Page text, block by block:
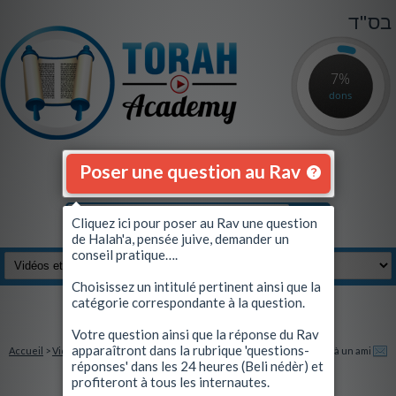
7%
dons
Se connecter|S'inscrire
בס"ד
Poser une question au Rav
Accueil >Vidéos et Quiz> Lois de la cachérisation de la cuisine...Envoyez à un ami
Cliquez ici pour poser au Rav une question
de Halah'a, pensée juive, demander un
conseil pratique….
Choisissez un intitulé pertinent ainsi que la
catégorie correspondante à la question.
Votre question ainsi que la réponse du Rav
apparaîtront dans la rubrique 'questions-
réponses' dans les 24 heures (Beli nédèr) et
profiteront à tous les internautes.